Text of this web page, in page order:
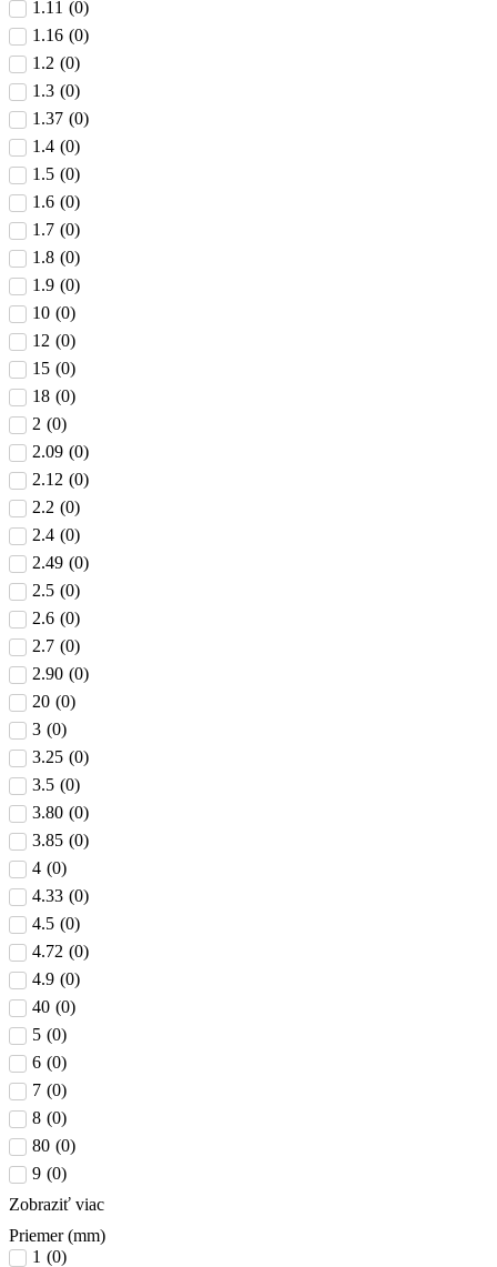
1.11 (0)
1.16 (0)
1.2 (0)
1.3 (0)
1.37 (0)
1.4 (0)
1.5 (0)
1.6 (0)
1.7 (0)
1.8 (0)
1.9 (0)
10 (0)
12 (0)
15 (0)
18 (0)
2 (0)
2.09 (0)
2.12 (0)
2.2 (0)
2.4 (0)
2.49 (0)
2.5 (0)
2.6 (0)
2.7 (0)
2.90 (0)
20 (0)
3 (0)
3.25 (0)
3.5 (0)
3.80 (0)
3.85 (0)
4 (0)
4.33 (0)
4.5 (0)
4.72 (0)
4.9 (0)
40 (0)
5 (0)
6 (0)
7 (0)
8 (0)
80 (0)
9 (0)
Zobraziť viac
Priemer (mm)
1 (0)